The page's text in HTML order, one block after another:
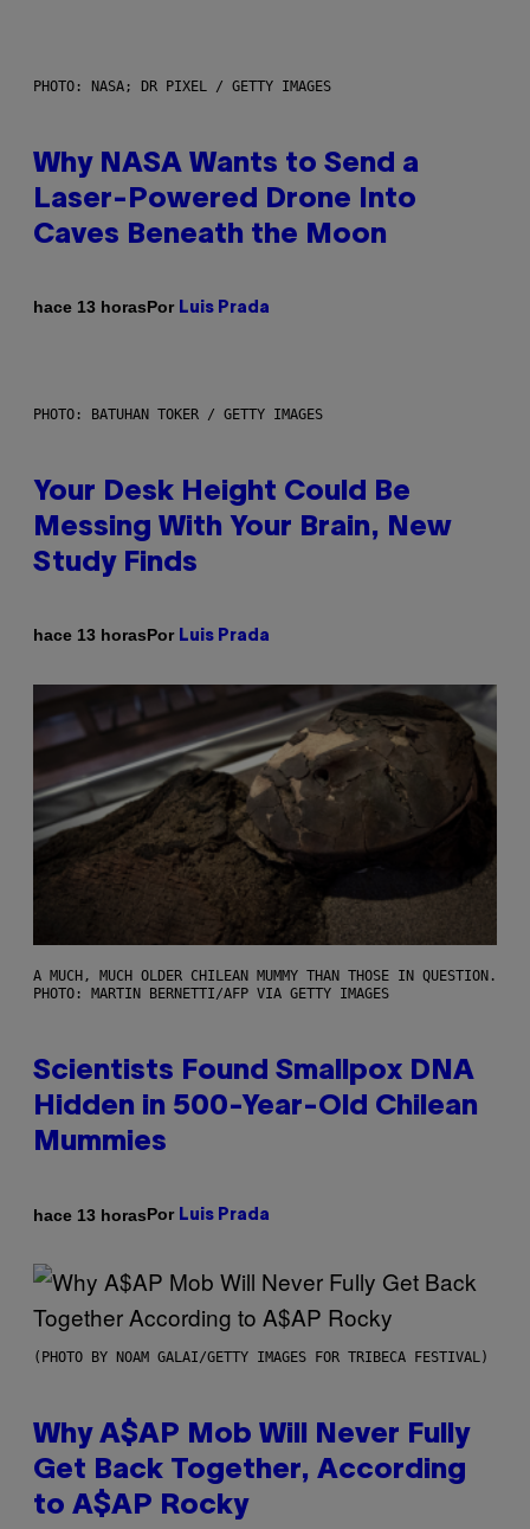
PHOTO: NASA; DR PIXEL / GETTY IMAGES
Why NASA Wants to Send a
Laser-Powered Drone Into
Caves Beneath the Moon
hace 13 horasPor Luis Prada
PHOTO: BATUHAN TOKER / GETTY IMAGES
Your Desk Height Could Be
Messing With Your Brain, New
Study Finds
hace 13 horasPor Luis Prada
A MUCH, MUCH OLDER CHILEAN MUMMY THAN THOSE IN QUESTION.
PHOTO: MARTIN BERNETTI/AFP VIA GETTY IMAGES
Scientists Found Smallpox DNA
Hidden in 500-Year-Old Chilean
Mummies
hace 13 horasPor Luis Prada
(PHOTO BY NOAM GALAI/GETTY IMAGES FOR TRIBECA FESTIVAL)
Why A$AP Mob Will Never Fully
Get Back Together, According
to A$AP Rocky